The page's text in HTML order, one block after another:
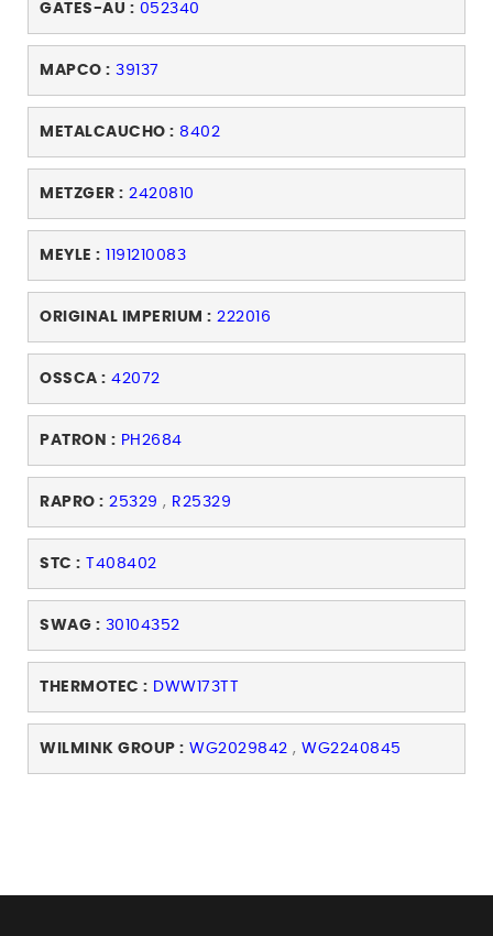
GATES-AU : 052340
MAPCO : 39137
METALCAUCHO : 8402
METZGER : 2420810
MEYLE : 1191210083
ORIGINAL IMPERIUM : 222016
OSSCA : 42072
PATRON : PH2684
RAPRO : 25329 , R25329
STC : T408402
SWAG : 30104352
THERMOTEC : DWW173TT
WILMINK GROUP : WG2029842 , WG2240845